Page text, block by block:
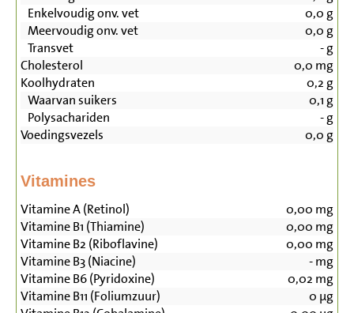
Enkelvoudig onv. vet
0,0 g
Meervoudig onv. vet
0,0 g
Transvet
-g
Cholesterol
0,0 mg
Koolhydraten
0,2 g
Waarvan suikers
0,1 g
Polysachariden
-g
Voedingsvezels
0,0 g
Vitamines
Vitamine A (Retinol) 0,00 mg
Vitamine B1 (Thiamine)
0,00 mg
Vitamine B2 (Riboflavine)
0,00 mg
Vitamine B3 (Niacine)
-mg
Vitamine B6 (Pyridoxine)
0,02 mg
Vitamine B11 (Foliumzuur)
0 µg